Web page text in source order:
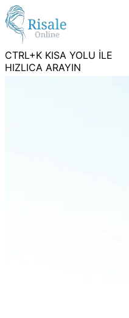
CTRL+K KISA YOLU İLE
HIZLICA ARAYIN